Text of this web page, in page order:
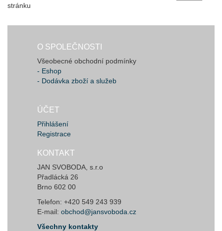
stránku
O SPOLEČNOSTI
Všeobecné obchodní podmínky
- Eshop
- Dodávka zboží a služeb
ÚČET
Přihlášení
Registrace
KONTAKT
JAN SVOBODA, s.r.o
Přadlácká 26
Brno 602 00
Telefon: +420 549 243 939
E-mail: obchod@jansvoboda.cz
Všechny kontakty